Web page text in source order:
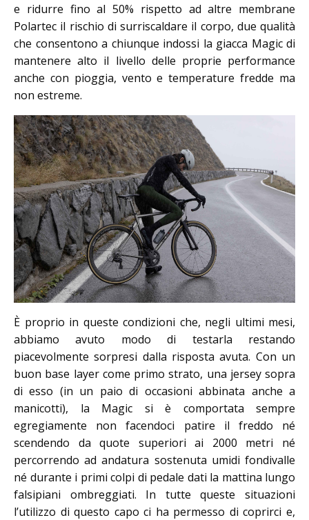
e ridurre fino al 50% rispetto ad altre membrane
Polartec il rischio di surriscaldare il corpo, due qualità
che consentono a chiunque indossi la giacca Magic di
mantenere alto il livello delle proprie performance
anche con pioggia, vento e temperature fredde ma
non estreme.
È proprio in queste condizioni che, negli ultimi mesi,
abbiamo avuto modo di testarla restando
piacevolmente sorpresi dalla risposta avuta. Con un
buon base layer come primo strato, una jersey sopra
di esso (in un paio di occasioni abbinata anche a
manicotti), la Magic si è comportata sempre
egregiamente non facendoci patire il freddo né
scendendo da quote superiori ai 2000 metri né
percorrendo ad andatura sostenuta umidi fondivalle
né durante i primi colpi di pedale dati la mattina lungo
falsipiani ombreggiati. In tutte queste situazioni
l’utilizzo di questo capo ci ha permesso di coprirci e,